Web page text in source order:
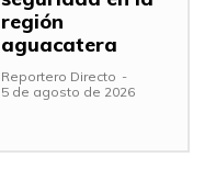
región
aguacatera
Reportero Directo -
5 de agosto de 2026